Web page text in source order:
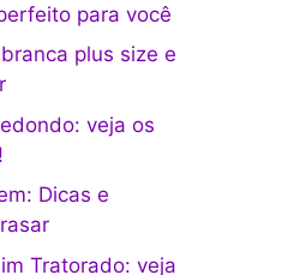
para você
plus size e
veja os
Dicas e
Tratorado: veja